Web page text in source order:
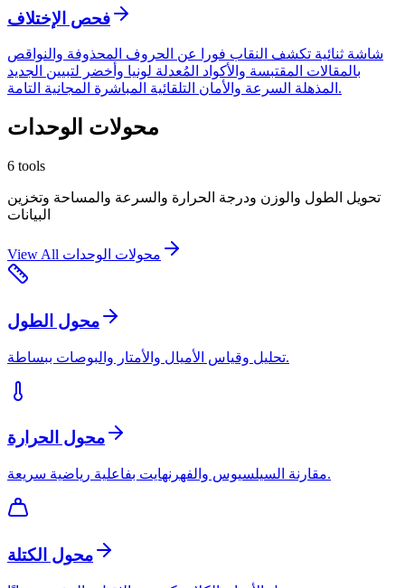
فحص الإختلاف
شاشة ثنائية تكشف النقاب فورا عن الحروف المحذوفة والنواقص
بالمقالات المقتبسة والأكواد المُعدلة لونيا وأخضر لتبيين الجديد
المذهلة السرعة والأمان التلقائية المباشرة المجانية التامة.
محولات الوحدات
6 tools
تحويل الطول والوزن ودرجة الحرارة والسرعة والمساحة وتخزين
البيانات
View All محولات الوحدات
محول الطول
تحليل وقياس الأميال والأمتار والبوصات ببساطة.
محول الحرارة
مقارنة السيلسيوس والفهرنهايت بفاعلية رياضية سريعة.
محول الكتلة